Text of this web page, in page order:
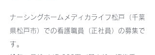
ナーシングホームメディカライフ松戸（千葉
県松戸市）での看護職員（正社員）の募集で
す。